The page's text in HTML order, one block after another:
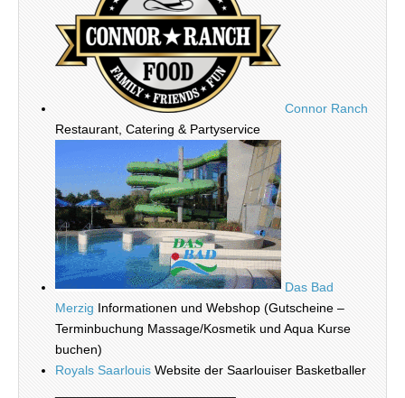
Connor Ranch
Restaurant, Catering & Partyservice
Das Bad
Merzig Informationen und Webshop (Gutscheine –
Terminbuchung Massage/Kosmetik und Aqua Kurse
buchen)
Royals Saarlouis Website der Saarlouiser Basketballer